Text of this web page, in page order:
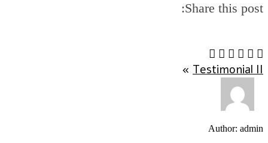
Share this post:
Testimonial II
»
Author: admin